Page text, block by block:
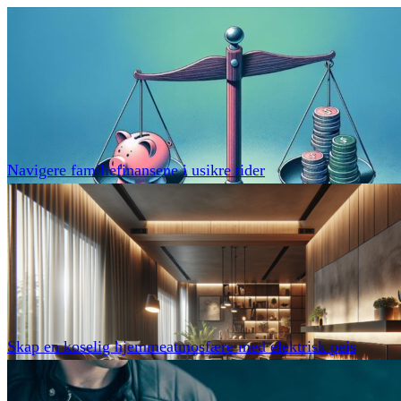
Navigere familiefinansene i usikre tider
Skap en koselig hjemmeatmosfære med elektrisk peis